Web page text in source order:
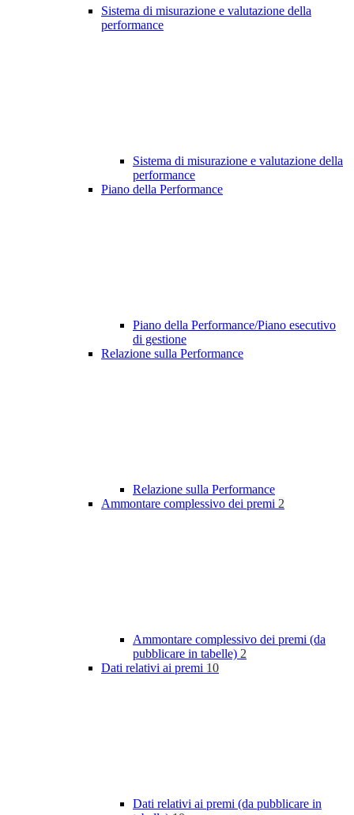
Sistema di misurazione e valutazione della
performance
Sistema di misurazione e valutazione della
performance
Piano della Performance
Piano della Performance/Piano esecutivo
di gestione
Relazione sulla Performance
Relazione sulla Performance
Ammontare complessivo dei premi 2
Ammontare complessivo dei premi (da
pubblicare in tabelle) 2
Dati relativi ai premi 10
Dati relativi ai premi (da pubblicare in